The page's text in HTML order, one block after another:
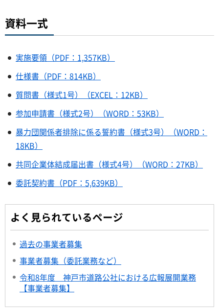
資料一式
実施要領（PDF：1,357KB）
仕様書（PDF：814KB）
質問書（様式1号）（EXCEL：12KB）
参加申請書（様式2号）（WORD：53KB）
暴力団関係者排除に係る誓約書（様式3号）（WORD：
18KB）
共同企業体結成届出書（様式4号）（WORD：27KB）
委託契約書（PDF：5,639KB）
よく見られているページ
過去の事業者募集
事業者募集（委託業務など）
令和8年度 神戸市道路公社における広報展開業務
【事業者募集】